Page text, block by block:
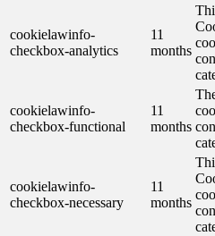
cookielawinfo-
checkbox-analytics
11
months
cookielawinfo-
checkbox-functional
11
months
cookielawinfo-
checkbox-necessary
11
months